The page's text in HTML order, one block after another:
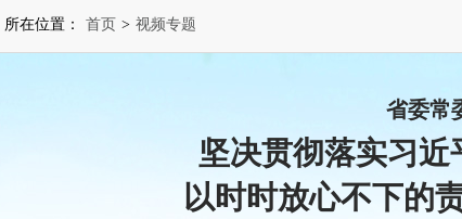
所在位置： 首页 > 视频专题
省委常
坚决贯彻落实习
以时时放心不下的